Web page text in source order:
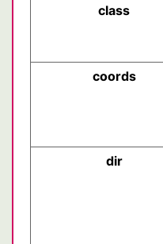
class
coords
dir